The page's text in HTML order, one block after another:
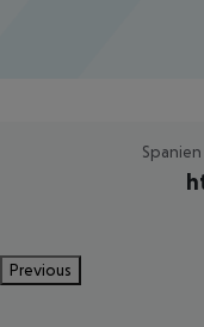
Previous